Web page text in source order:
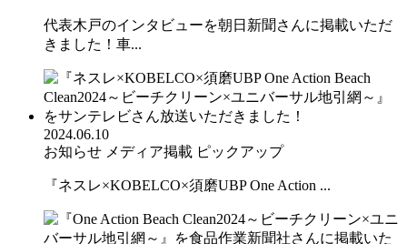
代表木戸のインタビューを朝日新聞さんに掲載いただ
きました！車...
2024.06.10
お知らせ メディア掲載 ピックアップ
『ネスレ×KOBELCO×須磨UBP One Action ...